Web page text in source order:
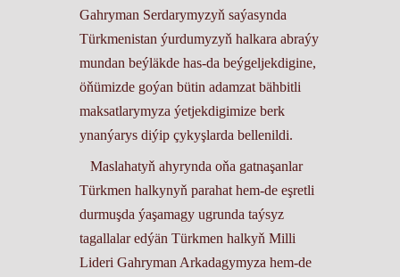
Gahryman Serdarymyzyň saýasynda
Türkmenistan ýurdumyzyň halkara abraýy
mundan beýläkde has-da beýgeljekdigine,
öňümizde goýan bütin adamzat bähbitli
maksatlarymyza ýetjekdigimize berk
ynanýarys diýip çykyşlarda bellenildi.
Maslahatyň ahyrynda oňa gatnaşanlar
Türkmen halkynyň parahat hem-de eşretli
durmuşda ýaşamagy ugrunda taýsyz
tagallalar edýän Türkmen halkyň Milli
Lideri Gahryman Arkadagymyza hem-de